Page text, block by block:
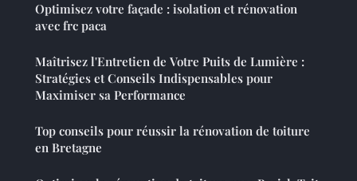
Optimisez votre façade : isolation et rénovation
avec frc paca
Maîtrisez l'Entretien de Votre Puits de Lumière :
Stratégies et Conseils Indispensables pour
Maximiser sa Performance
Top conseils pour réussir la rénovation de toiture
en Bretagne